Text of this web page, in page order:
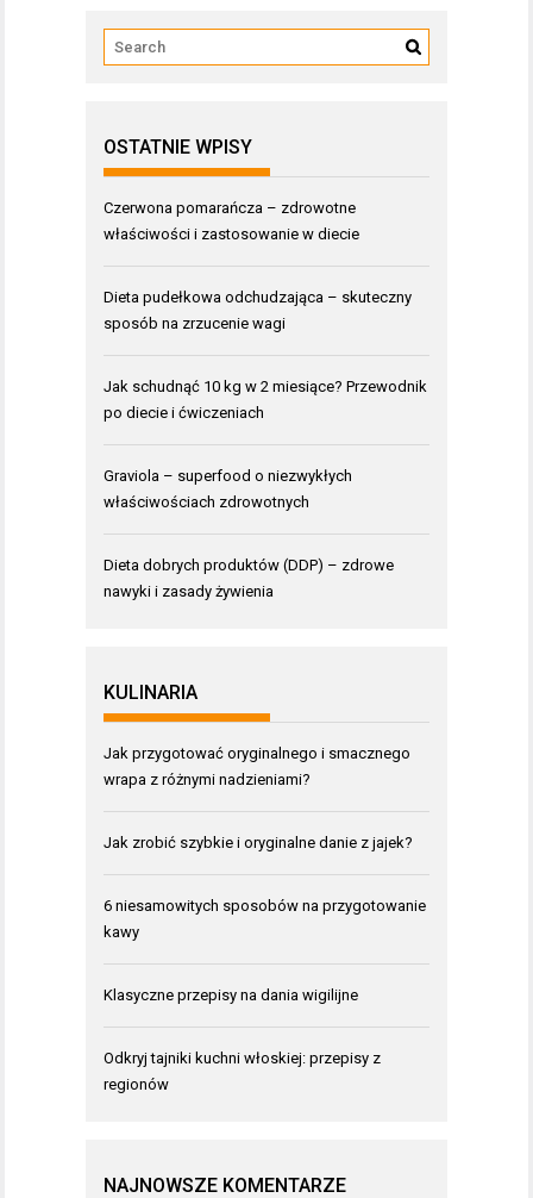
OSTATNIE WPISY
Czerwona pomarańcza – zdrowotne
właściwości i zastosowanie w diecie
Dieta pudełkowa odchudzająca – skuteczny
sposób na zrzucenie wagi
Jak schudnąć 10 kg w 2 miesiące? Przewodnik
po diecie i ćwiczeniach
Graviola – superfood o niezwykłych
właściwościach zdrowotnych
Dieta dobrych produktów (DDP) – zdrowe
nawyki i zasady żywienia
KULINARIA
Jak przygotować oryginalnego i smacznego
wrapa z różnymi nadzieniami?
Jak zrobić szybkie i oryginalne danie z jajek?
6 niesamowitych sposobów na przygotowanie
kawy
Klasyczne przepisy na dania wigilijne
Odkryj tajniki kuchni włoskiej: przepisy z
regionów
NAJNOWSZE KOMENTARZE